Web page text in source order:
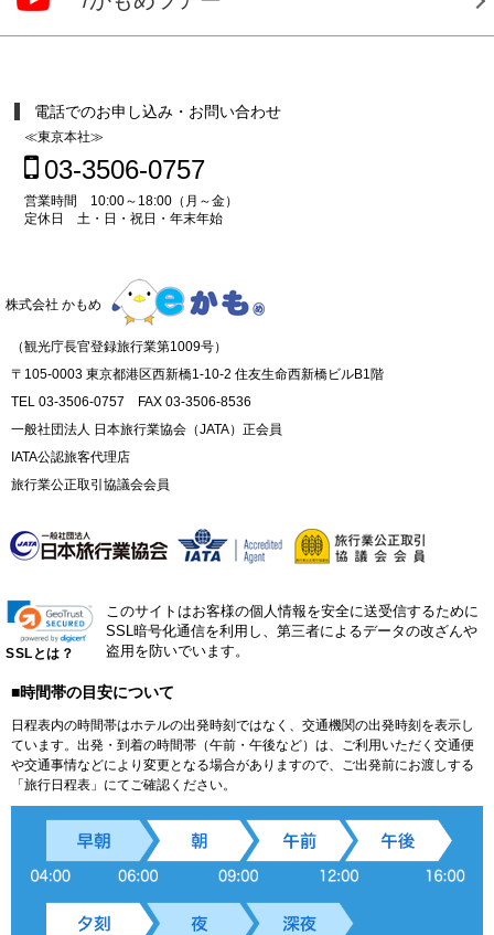
電話でのお申し込み・お問い合わせ
≪東京本社≫
03-3506-0757
営業時間 10:00～18:00（月～金）
定休日 土・日・祝日・年末年始
株式会社 かもめ
（観光庁長官登録旅行業第1009号）
〒105-0003 東京都港区西新橋1-10-2 住友生命西新橋ビルB1階
TEL 03-3506-0757 FAX 03-3506-8536
一般社団法人 日本旅行業協会（JATA）正会員
IATA公認旅客代理店
旅行業公正取引協議会会員
SSLとは？
このサイトはお客様の個人情報を安全に送受信するために
SSL暗号化通信を利用し、第三者によるデータの改ざんや
盗用を防いでいます。
■時間帯の目安について
日程表内の時間帯はホテルの出発時刻ではなく、交通機関の出発時刻を表示し
ています。出発・到着の時間帯（午前・午後など）は、ご利用いただく交通便
や交通事情などにより変更となる場合がありますので、ご出発前にお渡しする
「旅行日程表」にてご確認ください。